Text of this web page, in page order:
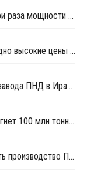
Иран планирует к 2028 году нарастить в три раза мощности по выпуску ПЭ
На российском рынке сохраняются рекордно высокие цены ПНД
Mehr Petrochemical возобновляет работу завода ПНД в Иране после неожиданной остановки
Объем выпуска нефтехимии в Иране достигнет 100 млн тонн к концу 2021 года
Иранские PRTC и TPC планируют построить производство ПНД